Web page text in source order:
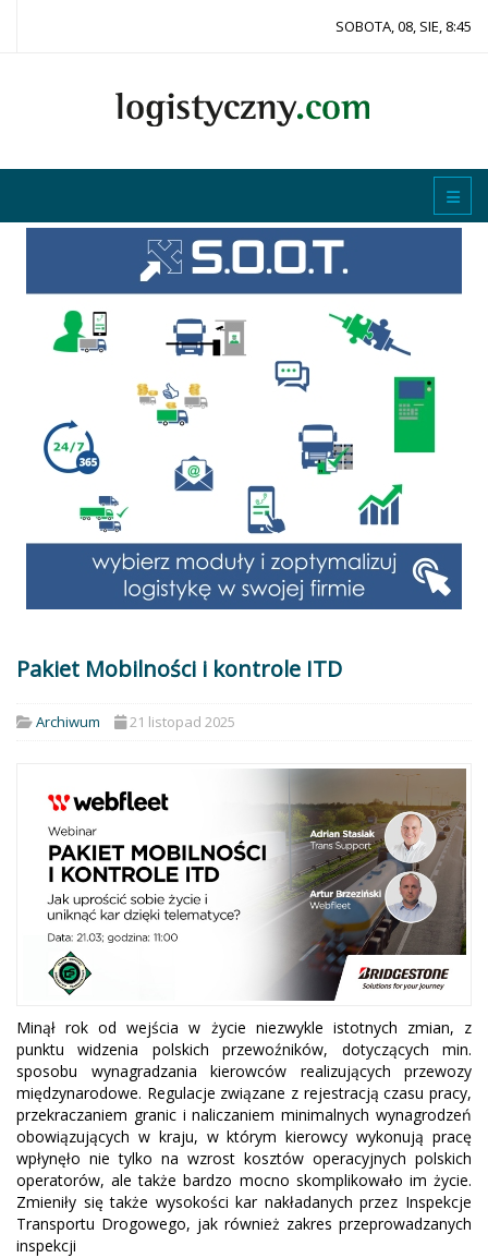
SOBOTA, 08, SIE, 8:45
Pakiet Mobilności i kontrole ITD
Archiwum 21 listopad 2025
Minął rok od wejścia w życie niezwykle istotnych zmian, z
punktu widzenia polskich przewoźników, dotyczących min.
sposobu wynagradzania kierowców realizujących przewozy
międzynarodowe. Regulacje związane z rejestracją czasu pracy,
przekraczaniem granic i naliczaniem minimalnych wynagrodzeń
obowiązujących w kraju, w którym kierowcy wykonują pracę
wpłynęło nie tylko na wzrost kosztów operacyjnych polskich
operatorów, ale także bardzo mocno skomplikowało im życie.
Zmieniły się także wysokości kar nakładanych przez Inspekcje
Transportu Drogowego, jak również zakres przeprowadzanych
inspekcji